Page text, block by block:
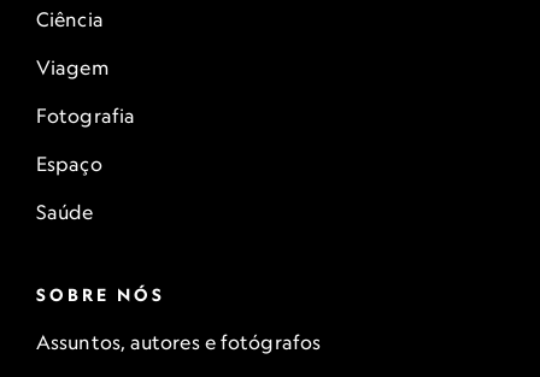
Ciência
Viagem
Fotografia
Espaço
Saúde
SOBRE NÓS
Assuntos, autores e fotógrafos